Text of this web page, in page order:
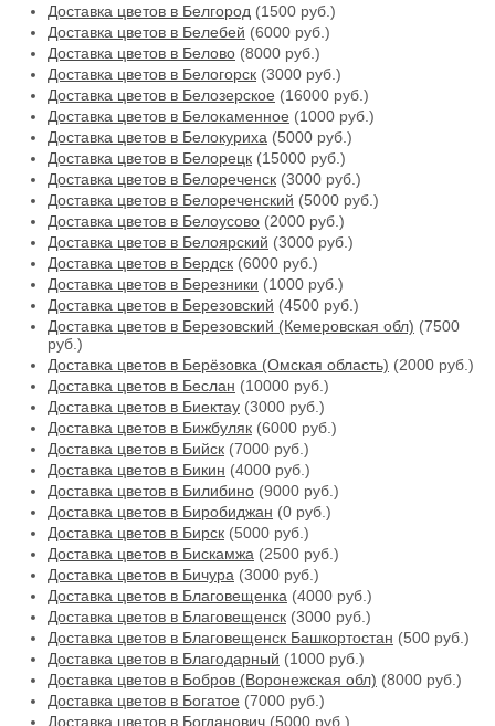
Доставка цветов в Белгород (1500 руб.)
Доставка цветов в Белебей (6000 руб.)
Доставка цветов в Белово (8000 руб.)
Доставка цветов в Белогорск (3000 руб.)
Доставка цветов в Белозерское (16000 руб.)
Доставка цветов в Белокаменное (1000 руб.)
Доставка цветов в Белокуриха (5000 руб.)
Доставка цветов в Белорецк (15000 руб.)
Доставка цветов в Белореченск (3000 руб.)
Доставка цветов в Белореченский (5000 руб.)
Доставка цветов в Белоусово (2000 руб.)
Доставка цветов в Белоярский (3000 руб.)
Доставка цветов в Бердск (6000 руб.)
Доставка цветов в Березники (1000 руб.)
Доставка цветов в Березовский (4500 руб.)
Доставка цветов в Березовский (Кемеровская обл) (7500
руб.)
Доставка цветов в Берёзовка (Омская область) (2000 руб.)
Доставка цветов в Беслан (10000 руб.)
Доставка цветов в Биектау (3000 руб.)
Доставка цветов в Бижбуляк (6000 руб.)
Доставка цветов в Бийск (7000 руб.)
Доставка цветов в Бикин (4000 руб.)
Доставка цветов в Билибино (9000 руб.)
Доставка цветов в Биробиджан (0 руб.)
Доставка цветов в Бирск (5000 руб.)
Доставка цветов в Бискамжа (2500 руб.)
Доставка цветов в Бичура (3000 руб.)
Доставка цветов в Благовещенка (4000 руб.)
Доставка цветов в Благовещенск (3000 руб.)
Доставка цветов в Благовещенск Башкортостан (500 руб.)
Доставка цветов в Благодарный (1000 руб.)
Доставка цветов в Бобров (Воронежская обл) (8000 руб.)
Доставка цветов в Богатое (7000 руб.)
Доставка цветов в Богданович (5000 руб.)